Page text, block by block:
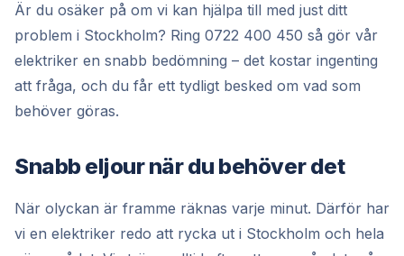
Är du osäker på om vi kan hjälpa till med just ditt
problem i Stockholm? Ring 0722 400 450 så gör vår
elektriker en snabb bedömning – det kostar ingenting
att fråga, och du får ett tydligt besked om vad som
behöver göras.
Snabb eljour när du behöver det
När olyckan är framme räknas varje minut. Därför har
vi en elektriker redo att rycka ut i Stockholm och hela